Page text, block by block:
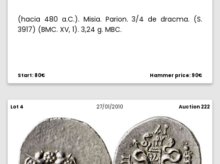
(hacia 480 a.C.). Misia. Parion. 3/4 de dracma. (S.
3917) (BMC. XV, 1). 3,24 g. MBC.
Start: 80€ Hammer price: 90€
Lot 4 27/01/2010 Auction 222